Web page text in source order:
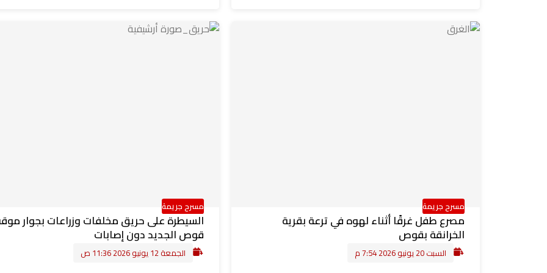
مسرح جريمة
مصرع طفل غرقًا أثناء لهوه في ترعة بقرية
الخرانقة بقوص
السبت 20 يونيو 2026 7:54 م
مسرح جريمة
السيطرة على حريق مخلفات وزراعات بجوار
قوص الجديد دون إصابات
الجمعة 12 يونيو 2026 11:36 ص